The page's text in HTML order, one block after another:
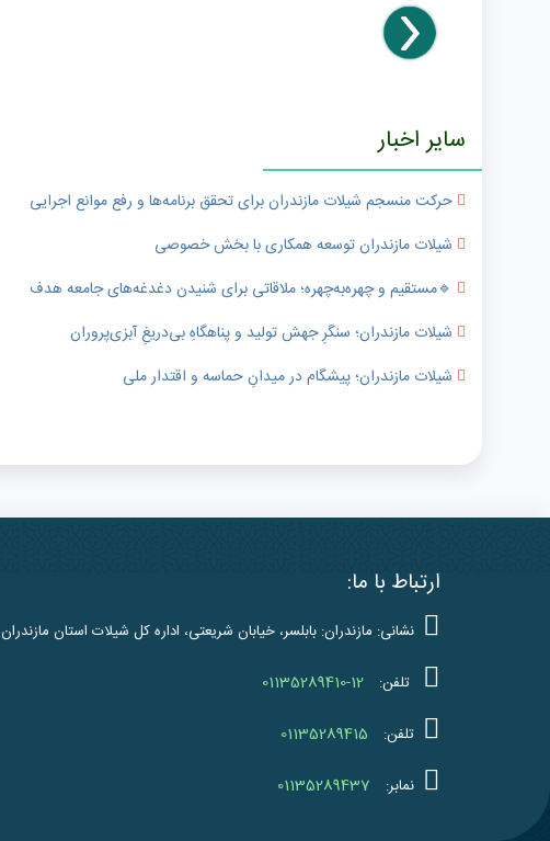
سایر اخبار
حرکت منسجم شیلات مازندران برای تحقق برنامه‌ها و رفع موانع اجرایی
شیلات مازندران توسعه همکاری با بخش خصوصی
🔹️مستقیم و چهره‌به‌چهره؛ ملاقاتی برای شنیدن دغدغه‌های جامعه هدف
شیلات مازندران؛ سنگرِ جهش تولید و پناهگاهِ بی‌دریغِ آبزی‌پروران
شیلات مازندران؛ پیشگام در میدانِ حماسه و اقتدار ملی
ارتباط با ما:
نشانی: مازندران: بابلسر، خیابان شریعتی، اداره کل شیلات استان مازندران
تلفن: 01135289410-12
تلفن: 01135289415
نمابر: 01135289437